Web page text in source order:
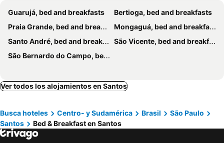
Guarujá, bed and breakfasts
Bertioga, bed and breakfasts
Praia Grande, bed and breakfasts
Mongaguá, bed and breakfasts
Santo André, bed and breakfasts
São Vicente, bed and breakfasts
São Bernardo do Campo, bed and breakfasts
Ver todos los alojamientos en Santos
Busca hoteles Centro- y Sudamérica Brasil
São Paulo
Santos
Bed & Breakfast en Santos